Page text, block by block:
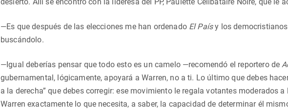
—Es que después de las elecciones me han ordenado El Paísy los
buscándolo.
—Igual deberías pensar que todo esto es un camelo —recomendó el reportero de
gubernamental, lógicamente, apoyará a Warren, no a ti. Lo último que debes
a la derecha” que debes corregir: ese movimiento le regala votantes moderados a
Warren exactamente lo que necesita, a saber, la capacidad de determinar él